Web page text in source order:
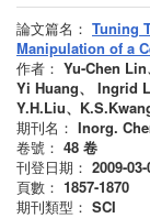
論文篇名： Tuning
Manipulation of a
作者： Yu-Chen
Yi Huang、 Ingrid
Y.H.Liu、
期刊名： Inorg.
卷號： 48 卷
刊登日期： 2009-03-
頁數： 1857-1870
期刊類型： SCI